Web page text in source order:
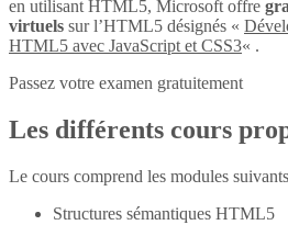
en utilisant HTML5, Microsoft offre
virtuels sur l’HTML5 désignés «
HTML5 avec JavaScript et CSS3« .
Passez votre examen gratuitement
Les différents cours
Le cours comprend les modules
Structures sémantiques HTML5